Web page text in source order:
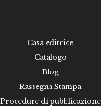
Casa editrice
Catalogo
Blog
Rassegna Stampa
Procedure di pubblicazione